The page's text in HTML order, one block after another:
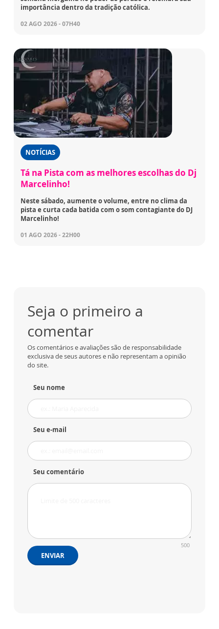
importância dentro da tradição católica.
02 AGO 2026 - 07H40
NOTÍCIAS
Tá na Pista com as melhores escolhas do Dj
Marcelinho!
Neste sábado, aumente o volume, entre no clima da
pista e curta cada batida com o som contagiante do DJ
Marcelinho!
01 AGO 2026 - 22H00
Seja o primeiro a
comentar
Os comentários e avaliações são de responsabilidade
exclusiva de seus autores e não representam a opinião
do site.
Seu nome
Seu e-mail
Seu comentário
500
ENVIAR